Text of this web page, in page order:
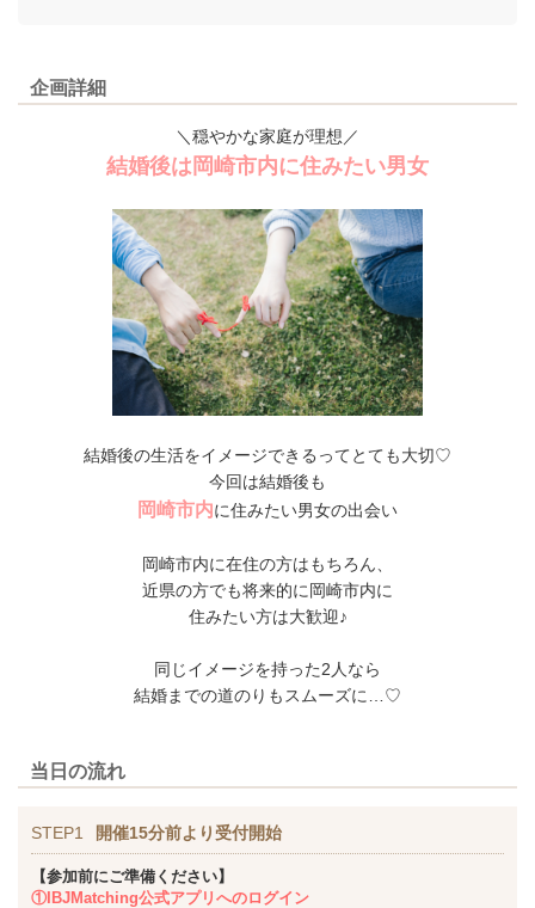
企画詳細
＼穏やかな家庭が理想／
結婚後は岡崎市内に住みたい男女
結婚後の生活をイメージできるってとても大切♡
今回は結婚後も
岡崎市内に住みたい男女の出会い
岡崎市内に在住の方はもちろん、
近県の方でも将来的に岡崎市内に
住みたい方は大歓迎♪
同じイメージを持った2人なら
結婚までの道のりもスムーズに…♡
当日の流れ
STEP1 開催15分前より受付開始
【参加前にご準備ください】
①IBJMatching公式アプリへのログイン